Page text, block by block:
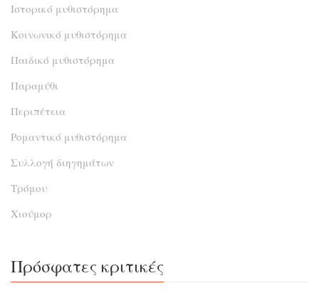
Ιστορικό μυθιστόρημα
Κοινωνικό μυθιστόρημα
Παιδικό μυθιστόρημα
Παραμύθι
Περιπέτεια
Ρομαντικό μυθιστόρημα
Συλλογή διηγημάτων
Τρόμου
Χιούμορ
Πρόσφατες κριτικές